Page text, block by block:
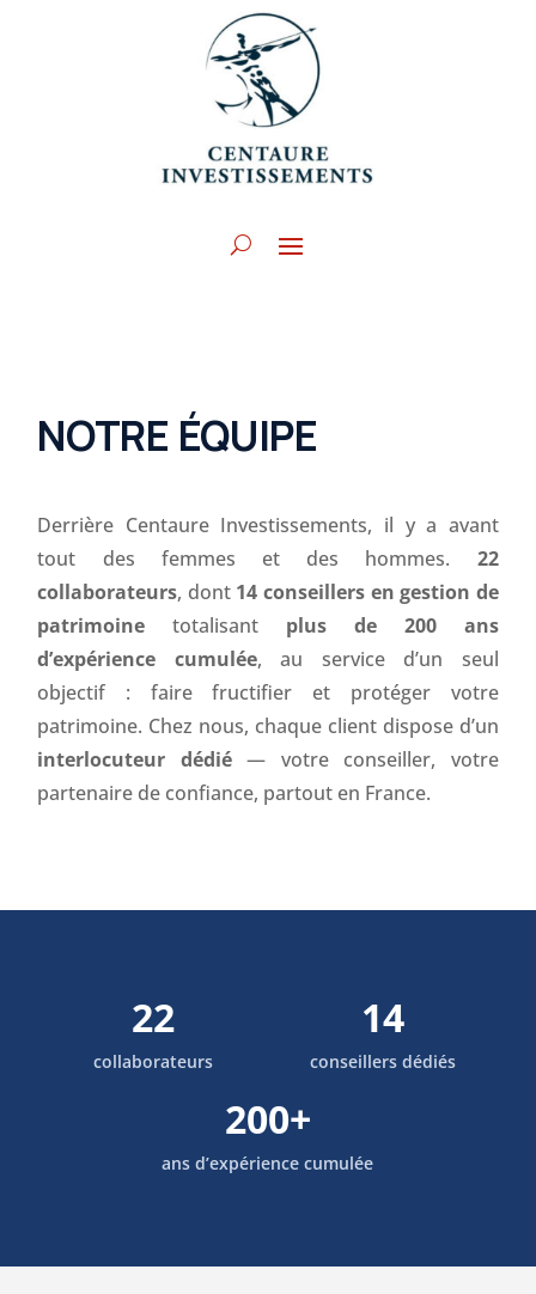
NOTRE ÉQUIPE
Derrière Centaure Investissements, il y a avant
tout des femmes et des hommes. 22
collaborateurs, dont 14 conseillers en gestion de
patrimoine totalisant plus de 200 ans
d’expérience cumulée, au service d’un seul
objectif : faire fructifier et protéger votre
patrimoine. Chez nous, chaque client dispose d’un
interlocuteur dédié— votre conseiller, votre
partenaire de confiance, partout en France.
22
collaborateurs
14
conseillers dédiés
200+
ans d’expérience cumulée